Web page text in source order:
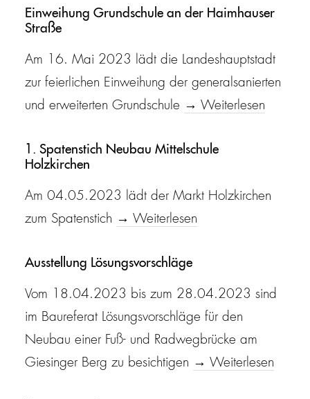
Einweihung Grundschule an der Haimhauser
Straße
Am 16. Mai 2023 lädt die Landeshauptstadt
zur feierlichen Einweihung der generalsanierten
und erweiterten Grundschule → Weiterlesen
1. Spatenstich Neubau Mittelschule
Holzkirchen
Am 04.05.2023 lädt der Markt Holzkirchen
zum Spatenstich → Weiterlesen
Ausstellung Lösungsvorschläge
Vom 18.04.2023 bis zum 28.04.2023 sind
im Baureferat Lösungsvorschläge für den
Neubau einer Fuß- und Radwegbrücke am
Giesinger Berg zu besichtigen → Weiterlesen